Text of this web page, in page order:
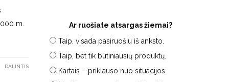
m.
DALINTIS
Ar ruošiate atsargas žiemai?
Taip, visada pasiruošiu iš anksto.
Taip, bet tik būtiniausių produktų.
Kartais – priklauso nuo situacijos.